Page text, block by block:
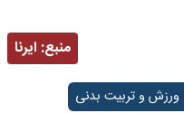
منبع: ایرنا
ورزش و تربیت بدنی